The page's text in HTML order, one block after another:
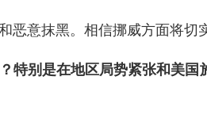
意抹黑。相信挪威方面将切
特别是在地区局势紧张和美